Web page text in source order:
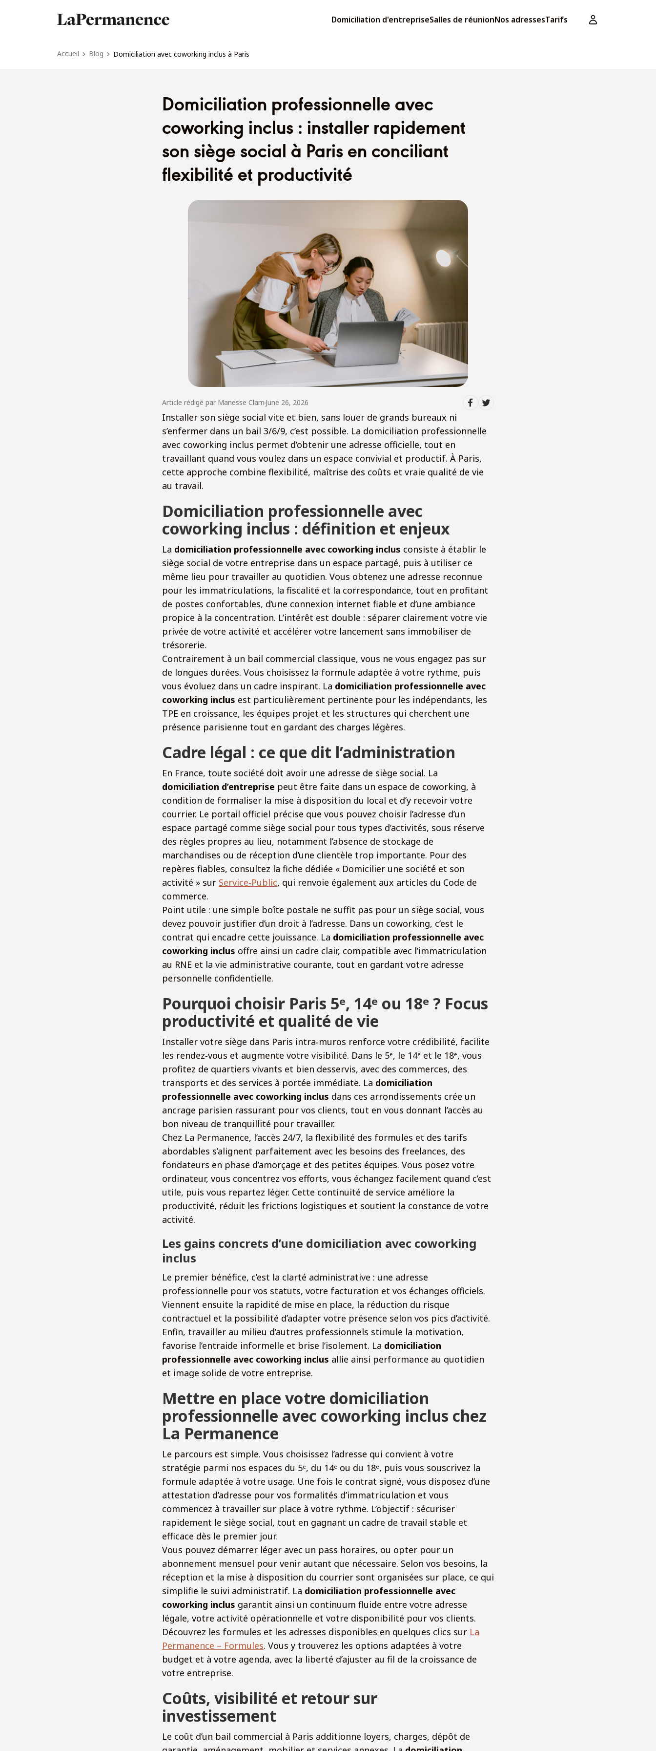
Domiciliation d'entrepriseSalles de réunionNos adressesTarifs
Accueil Blog Domiciliation avec coworking inclus à Paris
Domiciliation professionnelle avec
coworking inclus : installer rapidement
son siège social à Paris en conciliant
flexibilité et productivité
Article rédigé par Manesse Clam June 26, 2026
Installer son siège social vite et bien, sans louer de grands bureaux ni
s’enfermer dans un bail 3/6/9, c’est possible. La domiciliation professionnelle
avec coworking inclus permet d’obtenir une adresse officielle, tout en
travaillant quand vous voulez dans un espace convivial et productif. À Paris,
cette approche combine flexibilité, maîtrise des coûts et vraie qualité de vie
au travail.
Domiciliation professionnelle avec
coworking inclus : définition et enjeux
La domiciliation professionnelle avec coworking inclus consiste à établir le
siège social de votre entreprise dans un espace partagé, puis à utiliser ce
même lieu pour travailler au quotidien. Vous obtenez une adresse reconnue
pour les immatriculations, la fiscalité et la correspondance, tout en profitant
de postes confortables, d’une connexion internet fiable et d’une ambiance
propice à la concentration. L’intérêt est double : séparer clairement votre vie
privée de votre activité et accélérer votre lancement sans immobiliser de
trésorerie.
Contrairement à un bail commercial classique, vous ne vous engagez pas sur
de longues durées. Vous choisissez la formule adaptée à votre rythme, puis
vous évoluez dans un cadre inspirant. La domiciliation professionnelle avec
coworking inclus est particulièrement pertinente pour les indépendants, les
TPE en croissance, les équipes projet et les structures qui cherchent une
présence parisienne tout en gardant des charges légères.
Cadre légal : ce que dit l’administration
En France, toute société doit avoir une adresse de siège social. La
domiciliation d’entreprise peut être faite dans un espace de coworking, à
condition de formaliser la mise à disposition du local et d’y recevoir votre
courrier. Le portail officiel précise que vous pouvez choisir l’adresse d’un
espace partagé comme siège social pour tous types d’activités, sous réserve
des règles propres au lieu, notamment l’absence de stockage de
marchandises ou de réception d’une clientèle trop importante. Pour des
repères fiables, consultez la fiche dédiée « Domicilier une société et son
activité » sur Service‑Public, qui renvoie également aux articles du Code de
commerce.
Point utile : une simple boîte postale ne suffit pas pour un siège social, vous
devez pouvoir justifier d’un droit à l’adresse. Dans un coworking, c’est le
contrat qui encadre cette jouissance. La domiciliation professionnelle avec
coworking inclus offre ainsi un cadre clair, compatible avec l’immatriculation
au RNE et la vie administrative courante, tout en gardant votre adresse
personnelle confidentielle.
Pourquoi choisir Paris 5ᵉ, 14ᵉ ou 18ᵉ ? Focus
productivité et qualité de vie
Installer votre siège dans Paris intra‑muros renforce votre crédibilité, facilite
les rendez‑vous et augmente votre visibilité. Dans le 5ᵉ, le 14ᵉ et le 18ᵉ, vous
profitez de quartiers vivants et bien desservis, avec des commerces, des
transports et des services à portée immédiate. La domiciliation
professionnelle avec coworking inclus dans ces arrondissements crée un
ancrage parisien rassurant pour vos clients, tout en vous donnant l’accès au
bon niveau de tranquillité pour travailler.
Chez La Permanence, l’accès 24/7, la flexibilité des formules et des tarifs
abordables s’alignent parfaitement avec les besoins des freelances, des
fondateurs en phase d’amorçage et des petites équipes. Vous posez votre
ordinateur, vous concentrez vos efforts, vous échangez facilement quand c’est
utile, puis vous repartez léger. Cette continuité de service améliore la
productivité, réduit les frictions logistiques et soutient la constance de votre
activité.
Les gains concrets d’une domiciliation avec coworking
inclus
Le premier bénéfice, c’est la clarté administrative : une adresse
professionnelle pour vos statuts, votre facturation et vos échanges officiels.
Viennent ensuite la rapidité de mise en place, la réduction du risque
contractuel et la possibilité d’adapter votre présence selon vos pics d’activité.
Enfin, travailler au milieu d’autres professionnels stimule la motivation,
favorise l’entraide informelle et brise l’isolement. La domiciliation
professionnelle avec coworking inclus allie ainsi performance au quotidien
et image solide de votre entreprise.
Mettre en place votre domiciliation
professionnelle avec coworking inclus chez
La Permanence
Le parcours est simple. Vous choisissez l’adresse qui convient à votre
stratégie parmi nos espaces du 5ᵉ, du 14ᵉ ou du 18ᵉ, puis vous souscrivez la
formule adaptée à votre usage. Une fois le contrat signé, vous disposez d’une
attestation d’adresse pour vos formalités d’immatriculation et vous
commencez à travailler sur place à votre rythme. L’objectif : sécuriser
rapidement le siège social, tout en gagnant un cadre de travail stable et
efficace dès le premier jour.
Vous pouvez démarrer léger avec un pass horaires, ou opter pour un
abonnement mensuel pour venir autant que nécessaire. Selon vos besoins, la
réception et la mise à disposition du courrier sont organisées sur place, ce qui
simplifie le suivi administratif. La domiciliation professionnelle avec
coworking inclus garantit ainsi un continuum fluide entre votre adresse
légale, votre activité opérationnelle et votre disponibilité pour vos clients.
Découvrez les formules et les adresses disponibles en quelques clics sur La
Permanence – Formules. Vous y trouverez les options adaptées à votre
budget et à votre agenda, avec la liberté d’ajuster au fil de la croissance de
votre entreprise.
Coûts, visibilité et retour sur
investissement
Le coût d’un bail commercial à Paris additionne loyers, charges, dépôt de